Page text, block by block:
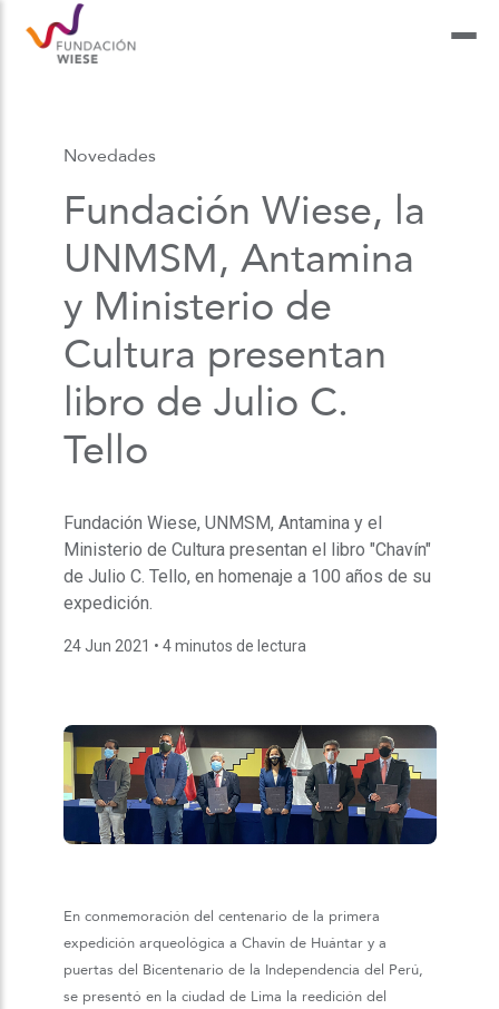
Novedades
Fundación Wiese, la
UNMSM, Antamina
y Ministerio de
Cultura presentan
libro de Julio C.
Tello
Fundación Wiese, UNMSM, Antamina y el
Ministerio de Cultura presentan el libro "Chavín"
de Julio C. Tello, en homenaje a 100 años de su
expedición.
24 Jun 2021 • 4 minutos de lectura
En conmemoración del centenario de la primera
expedición arqueológica a Chavín de Huántar y a
puertas del Bicentenario de la Independencia del Perú,
se presentó en la ciudad de Lima la reedición del